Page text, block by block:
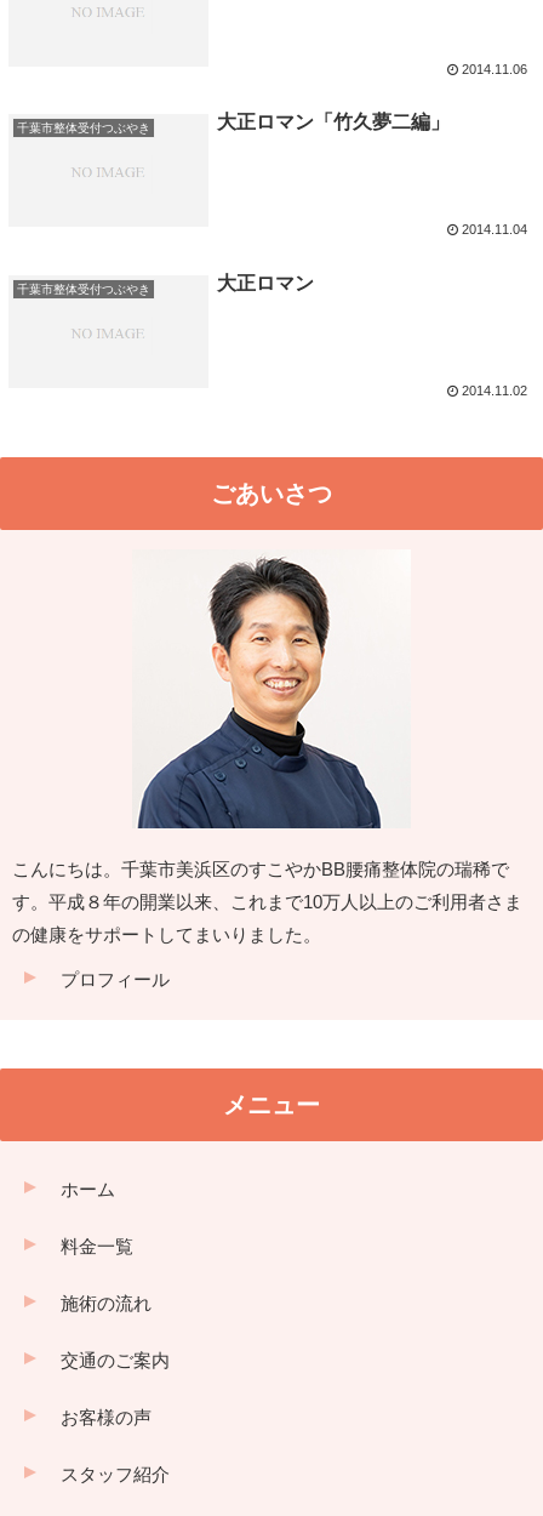
2014.11.06
千葉市整体受付つぶやき 大正ロマン「竹久夢二編」
2014.11.04
千葉市整体受付つぶやき 大正ロマン
2014.11.02
ごあいさつ
こんにちは。千葉市美浜区のすこやかBB腰痛整体院の瑞稀で
す。平成８年の開業以来、これまで10万人以上のご利用者さま
の健康をサポートしてまいりました。
プロフィール
メニュー
ホーム
料金一覧
施術の流れ
交通のご案内
お客様の声
スタッフ紹介